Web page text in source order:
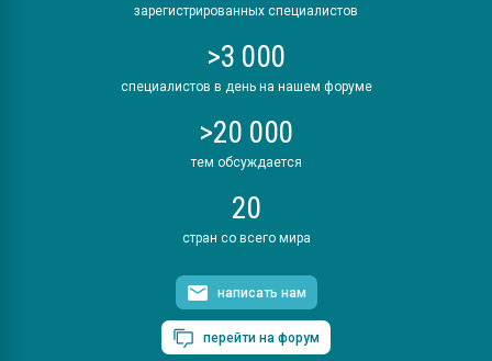
зарегистрированных специалистов
>3 000
специалистов в день на нашем форуме
>20 000
тем обсуждается
20
стран со всего мира
написать нам
перейти на форум